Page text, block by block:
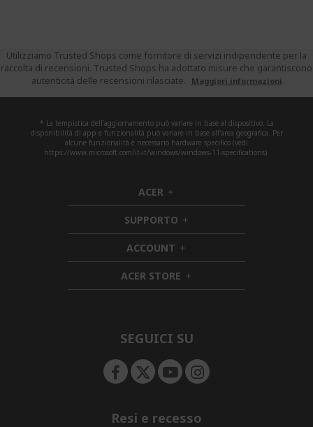
Utilizziamo Trusted Shops come fornitore di servizi indipendente per la
raccolta di recensioni. Trusted Shops ha adottato misure che garantiscono
autenticità delle recensioni rilasciate.
Maggiori informazioni
* La tempistica dell'aggiornamento può variare in base al dispositivo. La
disponibilità di app e funzionalità può variare in base all'area geografica. Per
alcune funzionalità è necessario hardware specifico (vedi
https://www.microsoft.com/it-it/windows/windows-11-specifications).
ACER h
i
d
d
e
n
SUPPORTO h
i
d
d
e
n
ACCOUNT h
i
d
d
ACER STORE h
i
e
SEGUICI SU
Resi e recesso